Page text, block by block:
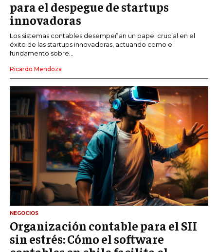
para el despegue de startups
innovadoras
Los sistemas contables desempeñan un papel crucial en el
éxito de las startups innovadoras, actuando como el
fundamento sobre...
Ricardo Mendoza
NEGOCIOS
Organización contable para el SII
sin estrés: Cómo el software